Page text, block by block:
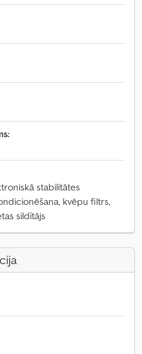
stabilitātes
kvēpu filtrs,
sildītājs